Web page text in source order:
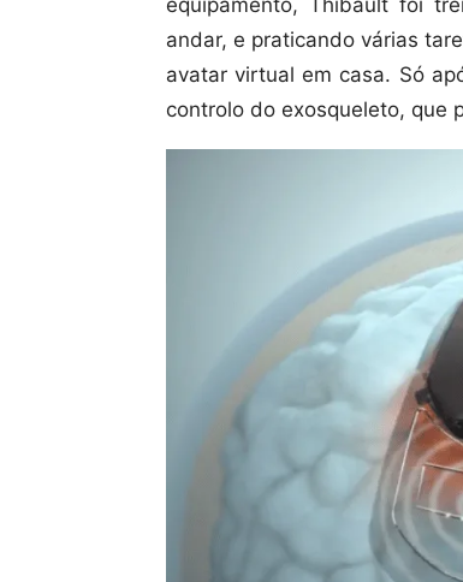
equipamento, Thibault foi
andar, e praticando várias
avatar virtual em casa. Só
controlo do exosqueleto, que